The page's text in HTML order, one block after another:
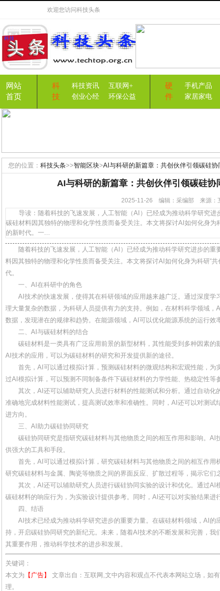
欢迎您访问科技头条
网站
首页
科
技
科技资讯
互联网+
创业心经
环保公益
硬
件
手机产品
家居家电
您的位置： 科技头条>>智能区块>AI与科研的新篇章：共创伙伴引领碳硅协
AI与科研的新篇章：共创伙伴引领碳硅协
2025-11-26 编辑：采编部 来源
导读：随着科技的飞速发展，人工智能（AI）已经成为推动科学研究进
碳硅材料因其独特的物理和化学性质而备受关注。本文将探讨AI如何化身为
的新时代。一...
随着科技的飞速发展，人工智能（AI）已经成为推动科学研究进步的重
料因其独特的物理和化学性质而备受关注。本文将探讨AI如何化身为科研“
代。
一、AI在科研中的角色
AI技术的快速发展，使得其在科研领域的应用越来越广泛。通过深度学
理大量复杂的数据，为科研人员提供有力的支持。例如，在材料科学领域，
数据，发现潜在的规律和趋势。在能源领域，AI可以优化能源系统的运行效
二、AI与碳硅材料的结合
碳硅材料是一类具有广泛应用前景的新型材料，其性能受到多种因素的
AI技术的应用，可以为碳硅材料的研究和开发提供新的途径。
首先，AI可以通过模拟计算，预测碳硅材料的微观结构和宏观性能，为
过AI模拟计算，可以预测不同制备条件下碳硅材料的力学性能、热稳定性等
其次，AI还可以辅助研究人员进行材料的性能测试和分析。通过自动化
准确地完成材料性能测试，提高测试效率和准确性。同时，AI还可以对测试
进方向。
三、AI助力碳硅协同研究
碳硅协同研究是指研究碳硅材料与其他物质之间的相互作用和影响。AI
供强大的工具和手段。
首先，AI可以通过模拟计算，研究碳硅材料与其他物质之间的相互作用
研究碳硅材料与金属、陶瓷等物质之间的界面反应、扩散过程等，揭示它们
其次，AI还可以辅助研究人员进行碳硅协同实验的设计和优化。通过AI
碳硅材料的响应行为，为实验设计提供参考。同时，AI还可以对实验结果进
四、结语
AI技术已经成为推动科学研究进步的重要力量。在碳硅材料领域，AI的
持，开启碳硅协同研究的新纪元。未来，随着AI技术的不断发展和完善，我
其重要作用，推动科学技术的进步和发展。
关键词：
本文为 【广告】
文章出自：互联网,文中内容和观点不代表本网站立场，如
理。